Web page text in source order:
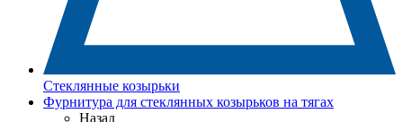
Стеклянные козырьки
Фурнитура для стеклянных козырьков на тягах
Назад